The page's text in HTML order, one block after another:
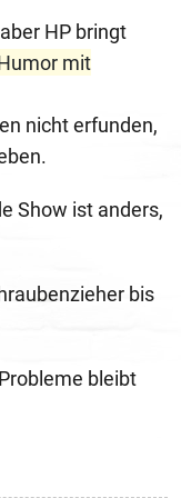
HP bringt
mit
nicht erfunden,
Show ist anders,
bis
bleibt